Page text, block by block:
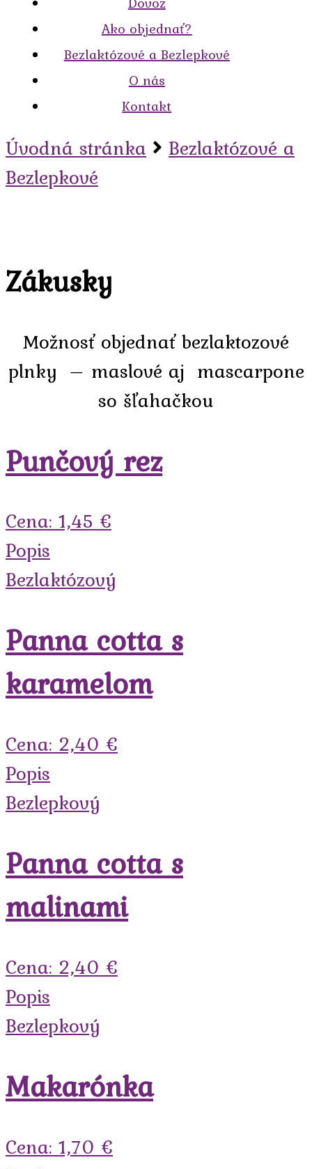
Ako objednať?
Bezlaktózové a Bezlepkové
O nás
Kontakt
Úvodná stránka
Bezlaktózové a
Bezlepkové
Zákusky
Možnosť objednať bezlaktozové
plnky – maslové aj mascarpone
so šľahačkou
Punčový rez
Cena: 1,45 €
Popis
Bezlaktózový
Panna cotta s
karamelom
Cena: 2,40 €
Popis
Bezlepkový
Panna cotta s
malinami
Cena: 2,40 €
Popis
Bezlepkový
Makarónka
Cena: 1,70 €